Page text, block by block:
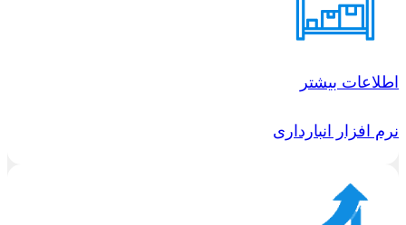
اطلاعات بیشتر
نرم افزار انبارداری